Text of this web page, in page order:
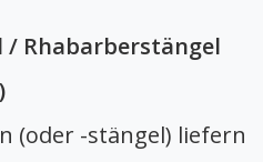
/ Rhabarberstängel
(oder -stängel) liefern